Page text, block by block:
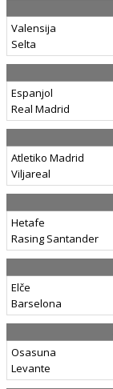
Valensija
Selta
Espanjol
Real Madrid
Atletiko Madrid
Viljareal
Hetafe
Rasing Santander
Elče
Barselona
Osasuna
Levante